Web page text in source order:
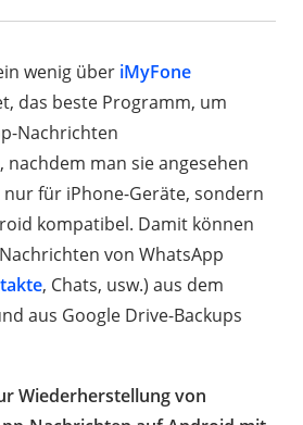
wenig über iMyFone
das beste Programm, um
Nachrichten
man sie angesehen
für iPhone-Geräte, sondern
kompatibel. Damit können
von WhatsApp
, Chats, usw.) aus dem
aus Google Drive-Backups
Wiederherstellung von